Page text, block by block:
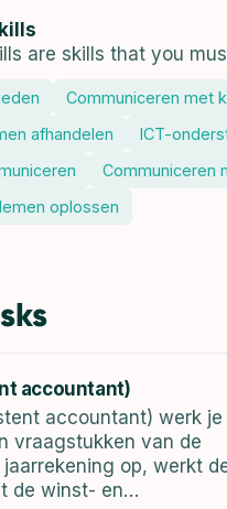
are skills that you
Communiceren met
afhandelen
ICT-
Communiceren
oplossen
accountant)
accountant) werk je
vraagstukken van de
op, werkt
de winst- en